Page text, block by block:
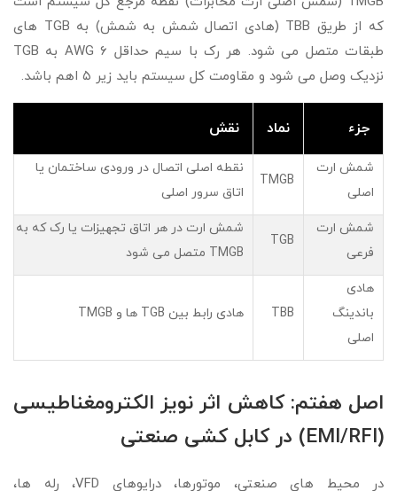
که از طریق TBB (هادی اتصال شمش به شمش) به TGB های
طبقات متصل می شود. هر رک با سیم حداقل ۶ AWG به TGB
نزدیک وصل می شود و مقاومت کل سیستم باید زیر ۵ اهم باشد.
جزء نماد نقش
شمش ارت
اصلی
TMGB
نقطه اصلی اتصال در ورودی ساختمان یا
اتاق سرور اصلی
شمش ارت
فرعی
TGB
شمش ارت در هر اتاق تجهیزات یا رک که به
TMGB متصل می شود
هادی
باندینگ
اصلی
TBB هادی رابط بین TGB ها و TMGB
اصل هفتم: کاهش اثر نویز الکترومغناطیسی
(EMI/RFI) در کابل کشی صنعتی
در محیط های صنعتی، موتورها، درایوهای VFD، رله ها،